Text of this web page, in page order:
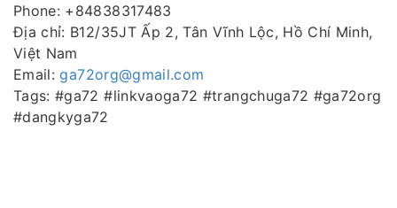
Phone: +84838317483
Địa chỉ: B12/35JT Ấp 2, Tân Vĩnh Lộc, Hồ Chí Minh,
Việt Nam
Email:ga72org@gmail.com
Tags: #ga72 #linkvaoga72 #trangchuga72 #ga72org
#dangkyga72